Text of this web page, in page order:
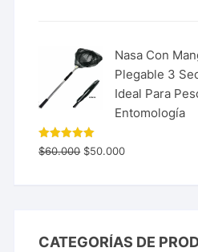
Nasa Con
Plegable 3
Ideal Para
Entomología
Valorado
con 5.00
$60.000 $50.000
CATEGORÍAS DE